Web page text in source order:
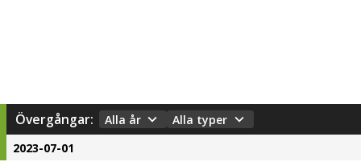
Övergångar: Alla år
Alla typer
2023-07-01